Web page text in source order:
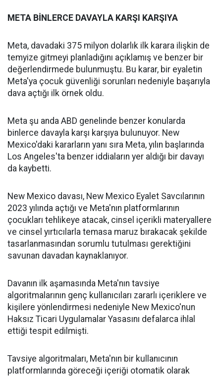
META BİNLERCE DAVAYLA KARŞI KARŞIYA
Meta, davadaki 375 milyon dolarlık ilk karara ilişkin de
temyize gitmeyi planladığını açıklamış ve benzer bir
değerlendirmede bulunmuştu. Bu karar, bir eyaletin
Meta'ya çocuk güvenliği sorunları nedeniyle başarıyla
dava açtığı ilk örnek oldu.
Meta şu anda ABD genelinde benzer konularda
binlerce davayla karşı karşıya bulunuyor. New
Mexico'daki kararların yanı sıra Meta, yılın başlarında
Los Angeles'ta benzer iddiaların yer aldığı bir davayı
da kaybetti.
New Mexico davası, New Mexico Eyalet Savcılarının
2023 yılında açtığı ve Meta'nın platformlarının
çocukları tehlikeye atacak, cinsel içerikli materyallere
ve cinsel yırtıcılarla temasa maruz bırakacak şekilde
tasarlanmasından sorumlu tutulması gerektiğini
savunan davadan kaynaklanıyor.
Davanın ilk aşamasında Meta'nın tavsiye
algoritmalarının genç kullanıcıları zararlı içeriklere ve
kişilere yönlendirmesi nedeniyle New Mexico'nun
Haksız Ticari Uygulamalar Yasasını defalarca ihlal
ettiği tespit edilmişti.
Tavsiye algoritmaları, Meta'nın bir kullanıcının
platformlarında göreceği içeriği otomatik olarak